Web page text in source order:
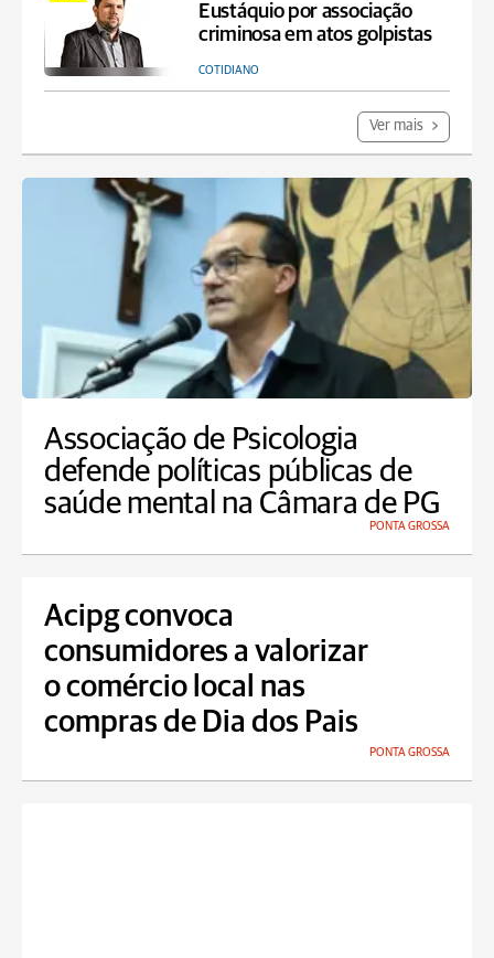
Eustáquio por associação
criminosa em atos golpistas
COTIDIANO
Ver mais
Associação de Psicologia
defende políticas públicas de
saúde mental na Câmara de PG
PONTA GROSSA
Acipg convoca
consumidores a valorizar
o comércio local nas
compras de Dia dos Pais
PONTA GROSSA